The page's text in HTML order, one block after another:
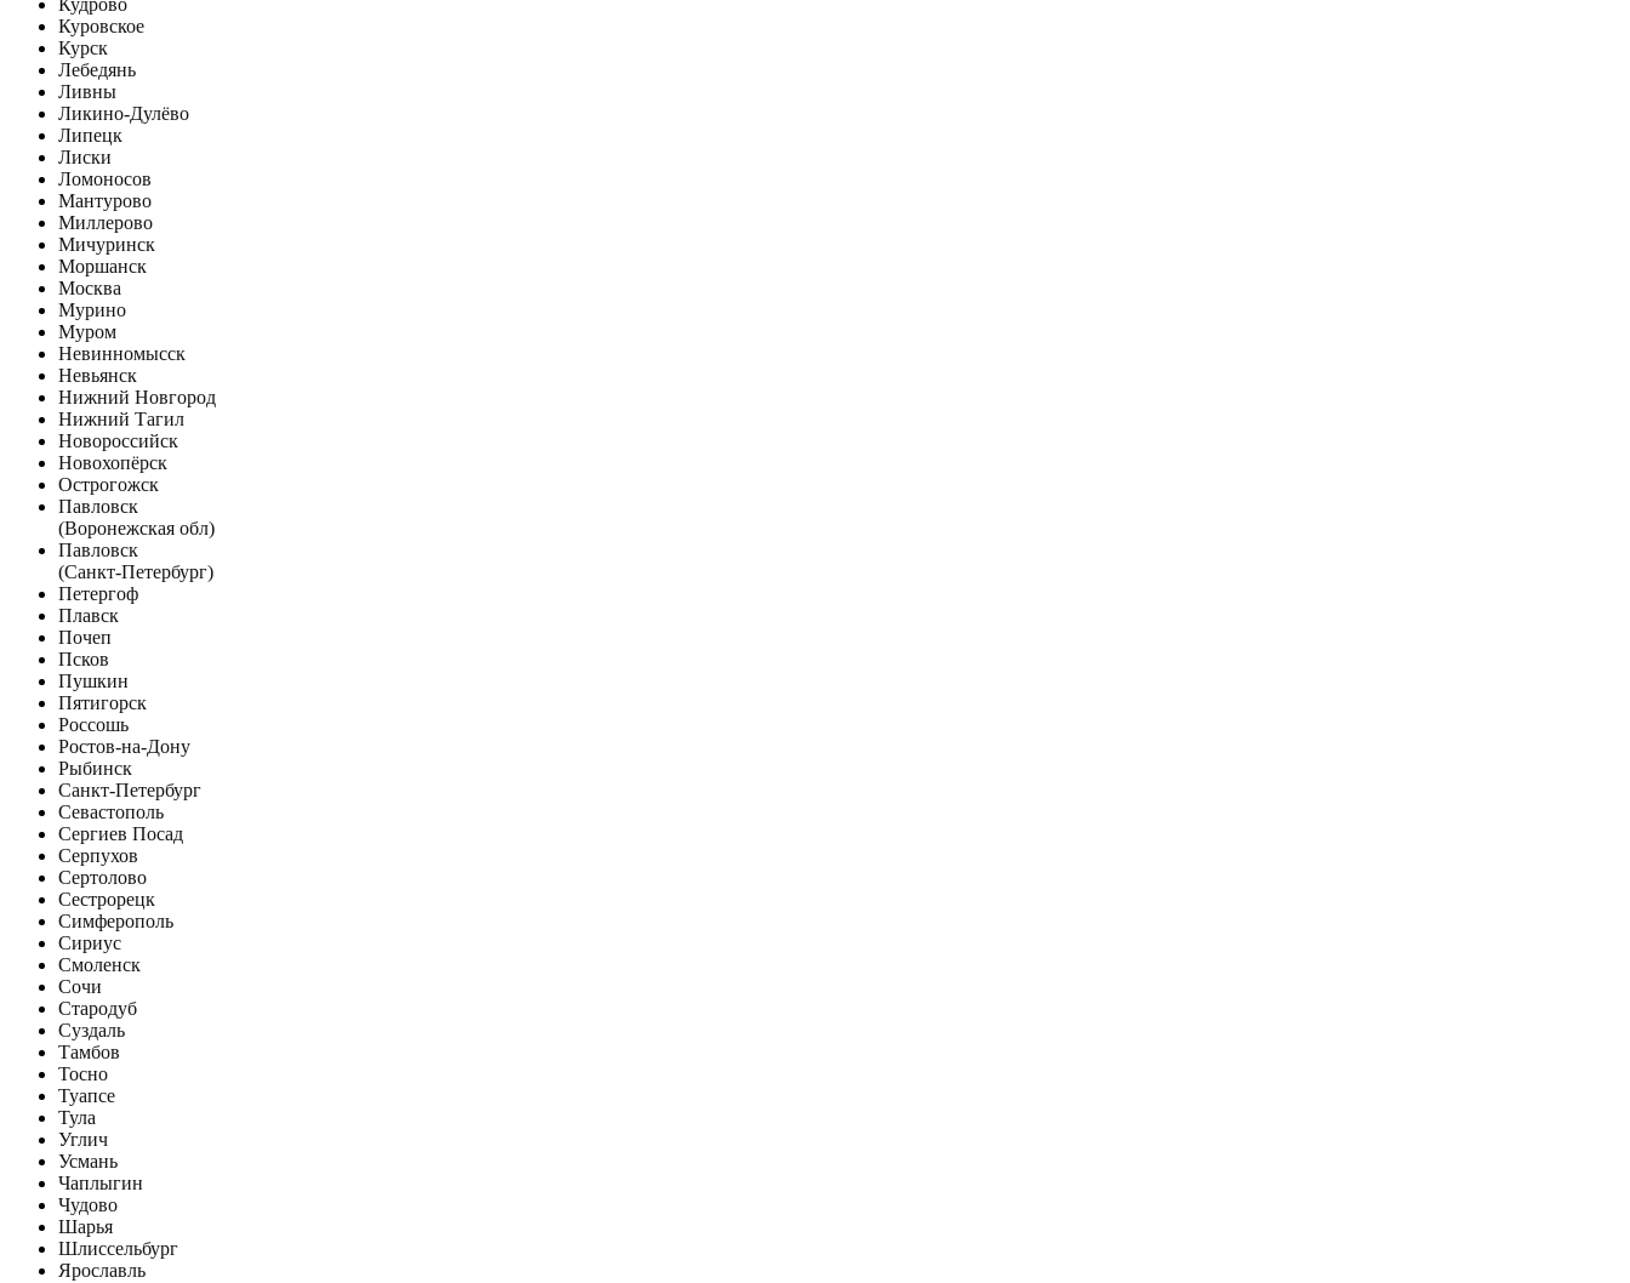
Кудрово
Куровское
Курск
Лебедянь
Ливны
Ликино-Дулёво
Липецк
Лиски
Ломоносов
Мантурово
Миллерово
Мичуринск
Моршанск
Москва
Мурино
Муром
Невинномысск
Невьянск
Нижний Новгород
Нижний Тагил
Новороссийск
Новохопёрск
Острогожск
Павловск
(Воронежская обл)
Павловск
(Санкт-Петербург)
Петергоф
Плавск
Почеп
Псков
Пушкин
Пятигорск
Россошь
Ростов-на-Дону
Рыбинск
Санкт-Петербург
Севастополь
Сергиев Посад
Серпухов
Сертолово
Сестрорецк
Симферополь
Сириус
Смоленск
Сочи
Стародуб
Суздаль
Тамбов
Тосно
Туапсе
Тула
Углич
Усмань
Чаплыгин
Чудово
Шарья
Шлиссельбург
Ярославль